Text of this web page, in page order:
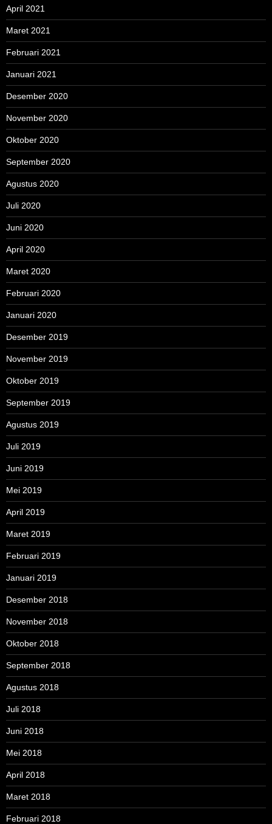
April 2021
Maret 2021
Februari 2021
Januari 2021
Desember 2020
November 2020
Oktober 2020
September 2020
Agustus 2020
Juli 2020
Juni 2020
April 2020
Maret 2020
Februari 2020
Januari 2020
Desember 2019
November 2019
Oktober 2019
September 2019
Agustus 2019
Juli 2019
Juni 2019
Mei 2019
April 2019
Maret 2019
Februari 2019
Januari 2019
Desember 2018
November 2018
Oktober 2018
September 2018
Agustus 2018
Juli 2018
Juni 2018
Mei 2018
April 2018
Maret 2018
Februari 2018